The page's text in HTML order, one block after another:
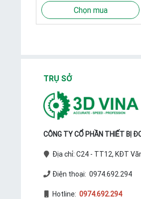
Chọn mua
TRỤ SỞ
CÔNG TY CỔ PHẦN THIẾT BỊ
Địa chỉ: C24 - TT12, KĐT
Điện thoại: 0974.692.294
Hotline: 0974.692.294